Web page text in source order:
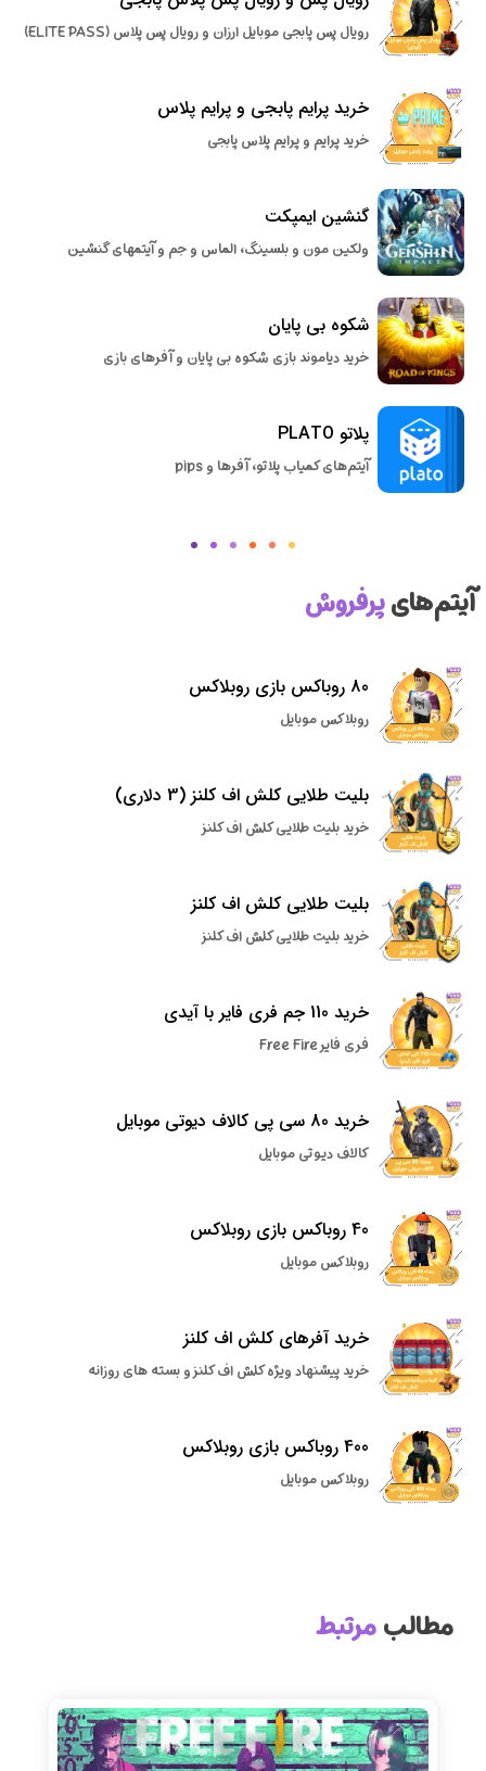
رویال پس پابجی موبایل ارزان و رویال پس پلاس (ELITE PASS)
خرید پرایم پابجی و پرایم پلاس
خرید پرایم و پرایم پلاس پابجی
گنشین ایمپکت
ولکین مون و بلسینگ، الماس و جم و آیتمهای گنشین
شکوه بی پایان
خرید دیاموند بازی شکوه بی پایان و آفرهای بازی
پلاتو PLATO
آیتم‌های کمیاب پلاتو، آفرها و pips
آیتم‌هایپرفروش
80 روباکس بازی روبلاکس
روبلاکس موبایل
بلیت طلایی کلش اف کلنز (3 دلاری)
خرید بلیت طلایی کلش اف کلنز
بلیت طلایی کلش اف کلنز
خرید بلیت طلایی کلش اف کلنز
خرید 110 جم فری فایر با آیدی
فری فایر Free Fire
خرید 80 سی پی کالاف دیوتی موبایل
کالاف دیوتی موبایل
40 روباکس بازی روبلاکس
روبلاکس موبایل
خرید آفرهای کلش اف کلنز
خرید پیشنهاد ویژه کلش اف کلنز و بسته های روزانه
400 روباکس بازی روبلاکس
روبلاکس موبایل
مطالبمرتبط